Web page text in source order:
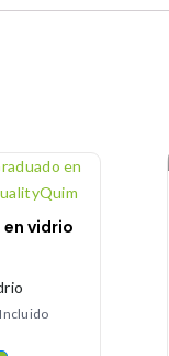
vidrio